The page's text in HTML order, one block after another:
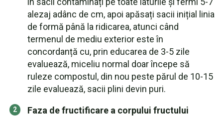
alezaj adânc de cm, apoi apăsați sacii inițial linia
de formă până la ridicarea, atunci când
termenul de mediu exterior este în
concordanță cu, prin educarea de 3-5 zile
evaluează, miceliu normal doar începe să
ruleze compostul, din nou peste părul de 10-15
zile evaluează, sacii plini devin puri.
Faza de fructificare a corpului fructului